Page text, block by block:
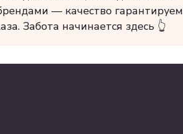
— качество гарантируем
Забота начинается здесь 👆